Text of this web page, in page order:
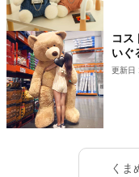
コス
いぐ
更新
くま